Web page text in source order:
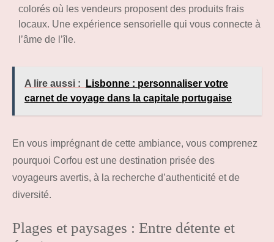
colorés où les vendeurs proposent des produits frais
locaux. Une expérience sensorielle qui vous connecte à
l’âme de l’île.
A lire aussi :
Lisbonne : personnaliser votre
carnet de voyage dans la capitale portugaise
En vous imprégnant de cette ambiance, vous comprenez
pourquoi Corfou est une destination prisée des
voyageurs avertis, à la recherche d’authenticité et de
diversité.
Plages et paysages : Entre détente et